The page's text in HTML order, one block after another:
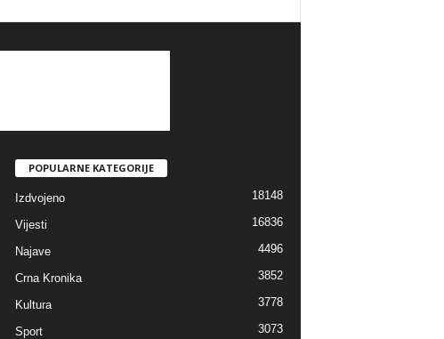
POPULARNE KATEGORIJE
Izdvojeno 18148
Vijesti 16836
Najave 4496
Crna Kronika 3852
Kultura 3778
Sport 3073